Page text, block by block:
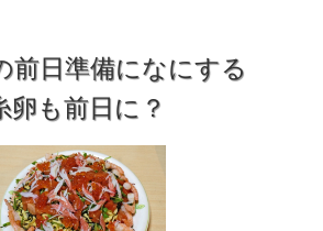
前日準備になにする
卵も前日に？